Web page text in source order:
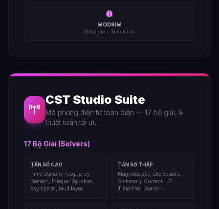
MODSIM
Modeling + Simulation
CST Studio Suite
Mô phỏng điện từ toàn diện — 17 bộ giải, 8
thuật toán tối ưu
17 Bộ Giải (Solvers)
TẦN SỐ CAO
Time Domain, Frequency
Domain, Integral Equation,
Asymptotic, Multilayer
TẦN SỐ THẤP
Magnetostatic, Electrostatic,
Stationary Current, LF
Time/Freq Domain